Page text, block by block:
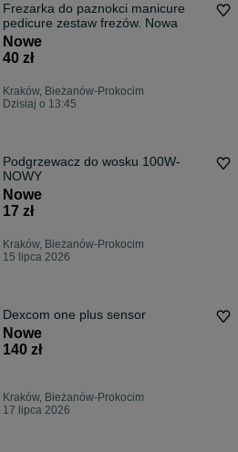
Frezarka do paznokci manicure
pedicure zestaw frezów. Nowa
Nowe
40 zł
Kraków, Bieżanów-Prokocim
Dzisiaj o 13:45
Podgrzewacz do wosku 100W-
NOWY
Nowe
17 zł
Kraków, Bieżanów-Prokocim
15 lipca 2026
Dexcom one plus sensor
Nowe
140 zł
Kraków, Bieżanów-Prokocim
17 lipca 2026